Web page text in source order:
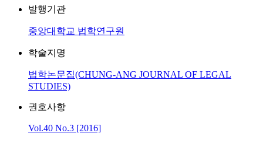
발행기관
중앙대학교 법학연구원
학술지명
법학논문집(CHUNG-ANG JOURNAL OF LEGAL
STUDIES)
권호사항
Vol.40 No.3 [2016]